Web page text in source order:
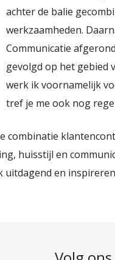
achter de balie
werkzaamheden.
Communicatie
gevolgd op het gebied
werk ik voornamelijk
tref je me ook nog
combinatie
huisstijl en
en